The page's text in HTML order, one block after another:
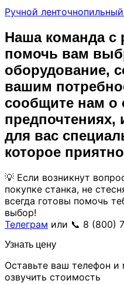
Ручной
Наша команда с
помочь вам
оборудование,
вашим
сообщите нам о
для вас
которое
💡 Если возникнут
покупке станка, не
всегда готовы помочь
выбор!
Телеграм или 📞 8 (800)
Узнать цену
Оставьте ваш телефон
озвучить стоимость